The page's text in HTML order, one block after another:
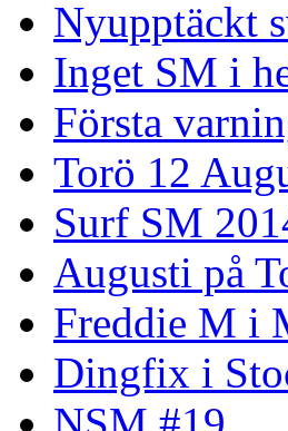
Nyupptäckt
Inget SM i
Första
Torö 12
Surf SM
Augusti på
Freddie M i
Dingfix i